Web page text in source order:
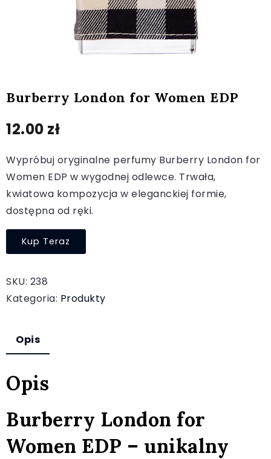
Burberry London for Women EDP
12.00 zł
Wypróbuj oryginalne perfumy Burberry London for
Women EDP w wygodnej odlewce. Trwała,
kwiatowa kompozycja w eleganckiej formie,
dostępna od ręki.
Kup Teraz
SKU: 238
Kategoria: Produkty
Opis
Opis
Burberry London for
Women EDP – unikalny